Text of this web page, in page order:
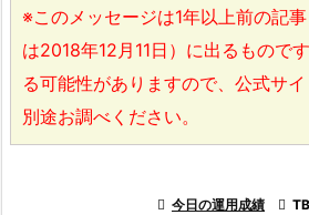
※このメッセージは1年以上前の記
は2018年12月11日）に出るもので
る可能性がありますので、公式サ
別途お調べください。
 今日の運用成績 